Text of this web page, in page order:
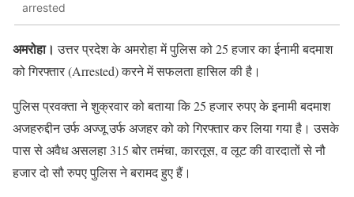
arrested
अमरोहा। उत्तर प्रदेश के अमरोहा में पुलिस को 25 हजार का ईनामी बदमाश
को गिरफ्तार (Arrested) करने में सफलता हासिल की है।
पुलिस प्रवक्ता ने शुक्रवार को बताया कि 25 हजार रुपए के इनामी बदमाश
अजहरुद्दीन उर्फ अज्जू उर्फ अजहर को को गिरफ्तार कर लिया गया है। उसके
पास से अवैध असलहा 315 बोर तमंचा, कारतूस, व लूट की वारदातों से नौ
हजार दो सौ रुपए पुलिस ने बरामद हुए हैं।